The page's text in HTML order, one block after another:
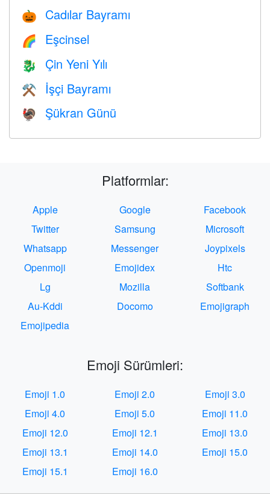
🎃 Cadılar Bayramı
🌈 Eşcinsel
🐉 Çin Yeni Yılı
⚒️ İşçi Bayramı
🦃 Şükran Günü
Platformlar:
Apple Google
Facebook
Twitter
Samsung
Microsoft
Whatsapp
Messenger
Joypixels
Openmoji
Emojidex
Htc
Lg
Mozilla
Softbank
Au-Kddi
Docomo
Emojigraph
Emojipedia
Emoji Sürümleri:
Emoji 1.0 Emoji 2.0
Emoji 3.0
Emoji 4.0
Emoji 5.0
Emoji 11.0
Emoji 12.0
Emoji 12.1
Emoji 13.0
Emoji 13.1
Emoji 14.0
Emoji 15.0
Emoji 15.1
Emoji 16.0